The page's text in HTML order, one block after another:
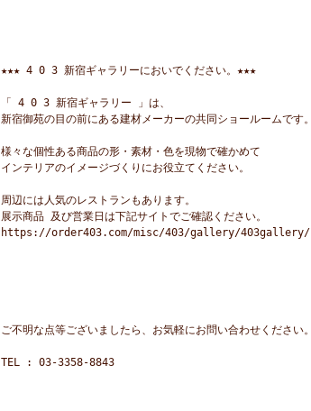
★★★ 4 0 3 新宿ギャラリーにおいでください。★★★
「 4 0 3 新宿ギャラリー 」は、
新宿御苑の目の前にある建材メーカーの共同ショールームです。
様々な個性ある商品の形・素材・色を現物で確かめて
インテリアのイメージづくりにお役立てください。
周辺には人気のレストランもあります。
展示商品 及び営業日は下記サイトでご確認ください。
https://order403.com/misc/403/gallery/403gallery/
ご不明な点等ございましたら、お気軽にお問い合わせください。
TEL : 03-3358-8843